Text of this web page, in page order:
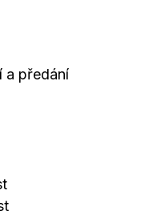
a předání